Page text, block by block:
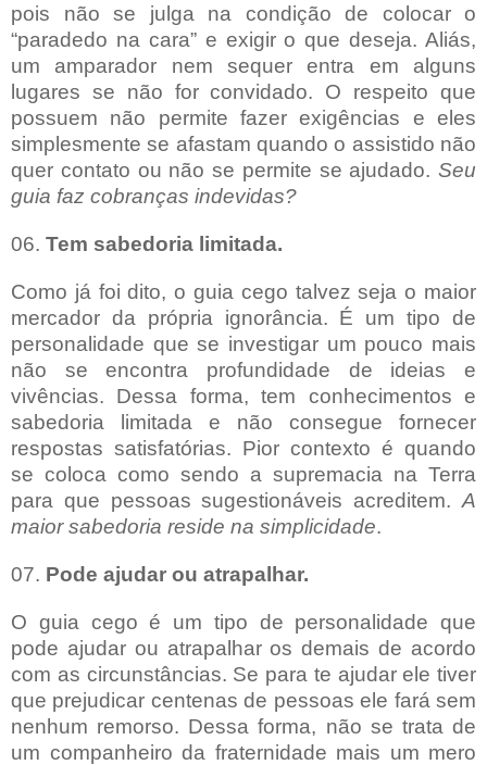
pois não se julga na condição de colocar o
“paradedo na cara” e exigir o que deseja. Aliás,
um amparador nem sequer entra em alguns
lugares se não for convidado. O respeito que
possuem não permite fazer exigências e eles
simplesmente se afastam quando o assistido não
quer contato ou não se permite se ajudado. Seu
guia faz cobranças indevidas?
06. Tem sabedoria limitada.
Como já foi dito, o guia cego talvez seja o maior
mercador da própria ignorância. É um tipo de
personalidade que se investigar um pouco mais
não se encontra profundidade de ideias e
vivências. Dessa forma, tem conhecimentos e
sabedoria limitada e não consegue fornecer
respostas satisfatórias. Pior contexto é quando
se coloca como sendo a supremacia na Terra
para que pessoas sugestionáveis acreditem. A
maior sabedoria reside na simplicidade.
07. Pode ajudar ou atrapalhar.
O guia cego é um tipo de personalidade que
pode ajudar ou atrapalhar os demais de acordo
com as circunstâncias. Se para te ajudar ele tiver
que prejudicar centenas de pessoas ele fará sem
nenhum remorso. Dessa forma, não se trata de
um companheiro da fraternidade mais um mero